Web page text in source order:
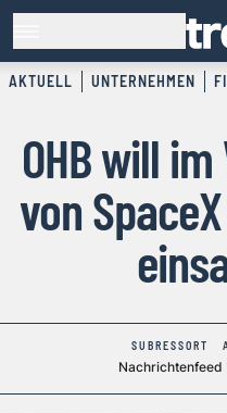
AKTUELL UNTERNEHMEN
OHB will
von
SUBRESSORT
Nachrichtenfeed